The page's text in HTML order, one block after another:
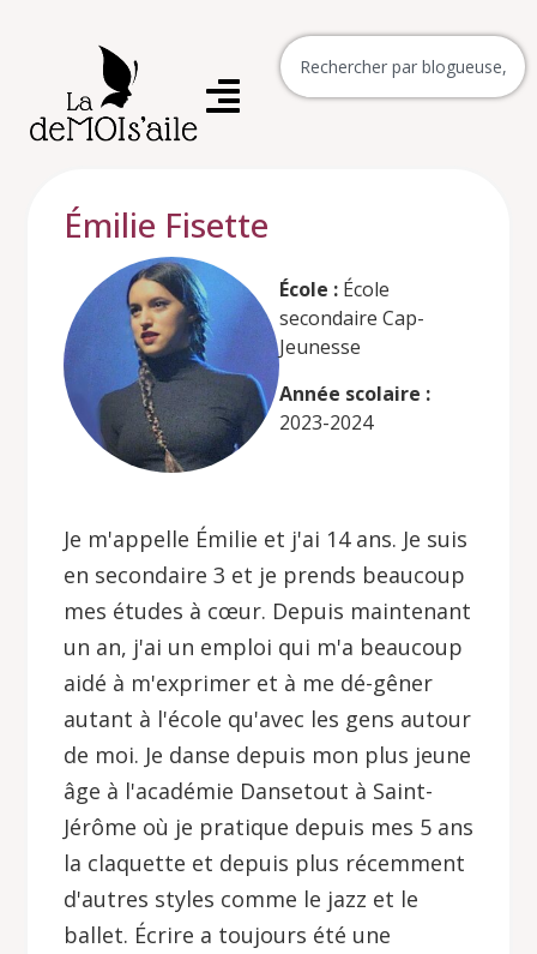
Émilie Fisette
École : École
secondaire Cap-
Jeunesse
Année scolaire :
2023-2024
Je m'appelle Émilie et j'ai 14 ans. Je suis
en secondaire 3 et je prends beaucoup
mes études à cœur. Depuis maintenant
un an, j'ai un emploi qui m'a beaucoup
aidé à m'exprimer et à me dé-gêner
autant à l'école qu'avec les gens autour
de moi. Je danse depuis mon plus jeune
âge à l'académie Dansetout à Saint-
Jérôme où je pratique depuis mes 5 ans
la claquette et depuis plus récemment
d'autres styles comme le jazz et le
ballet. Écrire a toujours été une